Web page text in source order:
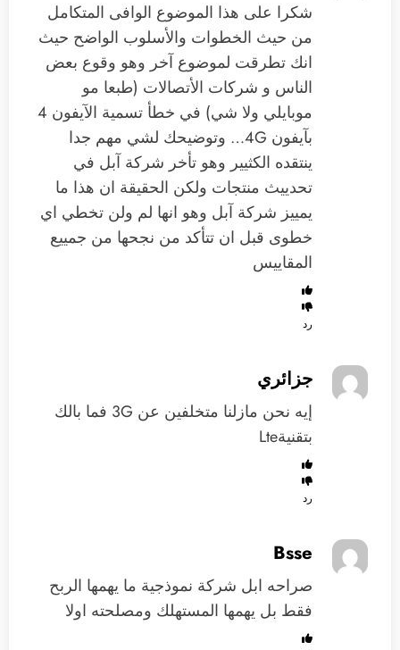
شكرا على هذا الموضوع الوافى المتكامل
من حيث الخطوات والأسلوب الواضح حيث
انك تطرقت لموضوع آخر وهو وقوع بعض
الناس و شركات الأتصالات (طبعا مو
موبايلي ولا شي) في خطأ تسمية الآيفون 4
بآيفون 4G… وتوضيحك لشي مهم جدا
ينتقده الكثيير وهو تأخر شركة آبل في
تحدييث منتجات ولكن الحقيقة ان هذا ما
يمييز شركة آبل وهو انها لم ولن تخطي اي
خطوى قبل ان تتأكد من نجحها من جمييع
المقاييس
رد
جزائري
إيه نحن مازلنا متخلفين عن 3G فما بالك
بتقنيةLte
رد
Bsse
صراحه ابل شركة نموذجية ما يهمها الربح
فقط بل يهمها المستهلك ومصلحته اولا